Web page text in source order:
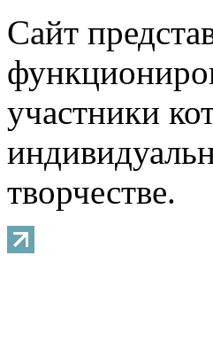
Сайт
участники
творчестве.